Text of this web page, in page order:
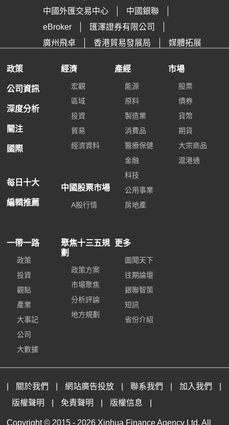
中國外匯交易中心
中國銀聯
eBroker
匯澤證券有限公司
廣州飛卓
香港貿易發展局 媒體拓展
政策
公司資訊
深度分析
關注
國際
每日十大
編輯推薦
經濟
宏觀
區域
投資
貿易
經濟資料
中國股票市場
A股行情
產經
能源
原料
製造業
消費品
醫療保健
金融
科技
公用事業
房地產
市場
股票
債券
貨幣
期貨
大宗商品
滬港通
一帶一路
政策
投資
觀點
產業
大事記
公司
大數據
聚焦十三五規
劃
政策方案
市場聚焦
分析評論
地方規劃
更多
圖聞天下
往期論壇
銀聯智策
短訊
省份介紹
關於我們 網站廣告投放 聯系我們 加入我們
版權聲明
免責聲明 版權信息
Copyright © 2015 - 2026 Xinhua Finance Agency Ltd. All